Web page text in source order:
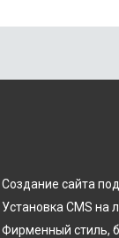
Создание сайта
Установка CMS на
Фирменный стиль,